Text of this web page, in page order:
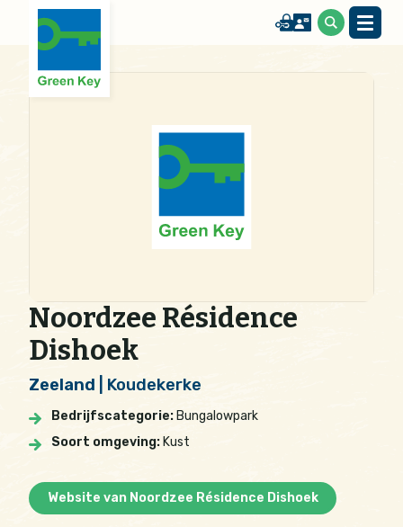
Noordzee Résidence
Dishoek
Zeeland | Koudekerke
Bedrijfscategorie: Bungalowpark
Soort omgeving: Kust
Website van Noordzee Résidence Dishoek